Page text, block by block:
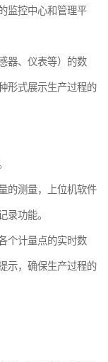
监控中心和管理平
器、仪表等）的数
形式展示生产过程的
的测量，上位机软件
录功能。
个计量点的实时数
示，确保生产过程的